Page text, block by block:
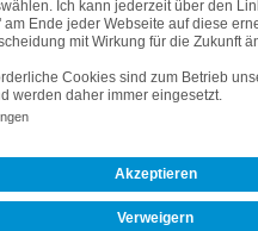
Vertrag kündigen
Nach oben
Germany GmbH & Co. OHG